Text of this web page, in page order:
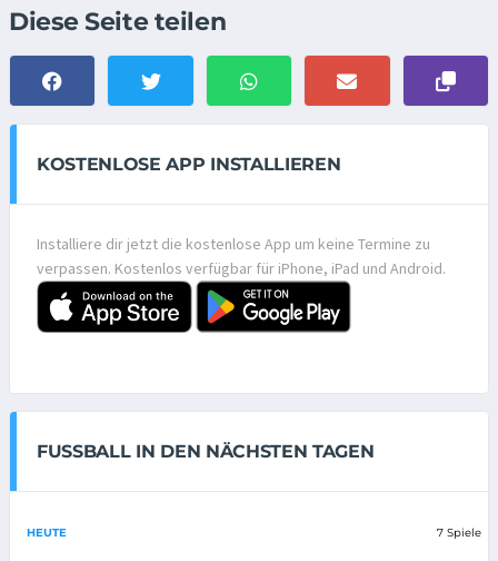
Diese Seite teilen
KOSTENLOSE APP INSTALLIEREN
Installiere dir jetzt die kostenlose App um keine Termine zu
verpassen. Kostenlos verfügbar für iPhone, iPad und Android.
FUSSBALL IN DEN NÄCHSTEN TAGEN
HEUTE 7 Spiele